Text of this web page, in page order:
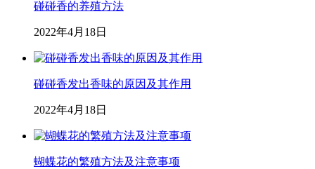
碰碰香的养殖方法
2022年4月18日
碰碰香发出香味的原因及其作用
2022年4月18日
蝴蝶花的繁殖方法及注意事项